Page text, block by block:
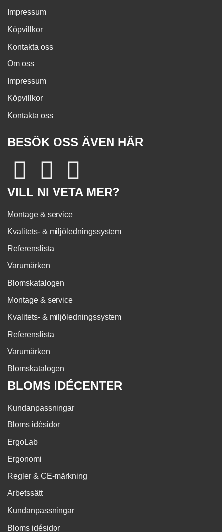
Impressum
Köpvillkor
Kontakta oss
Om oss
Impressum
Köpvillkor
Kontakta oss
BESÖK OSS ÄVEN HÄR
VILL NI VETA MER?
Montage & service
Kvalitets- & miljöledningssystem
Referenslista
Varumärken
Blomskatalogen
Montage & service
Kvalitets- & miljöledningssystem
Referenslista
Varumärken
Blomskatalogen
BLOMS IDÉCENTER
Kundanpassningar
Bloms idésidor
ErgoLab
Ergonomi
Regler & CE-märkning
Arbetssätt
Kundanpassningar
Bloms idésidor